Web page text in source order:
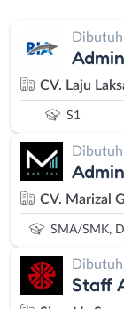
CV. Laju
S1
CV. Marizal
SMA/SMK,
Staff